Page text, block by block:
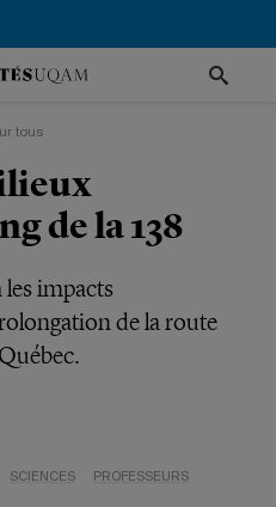
tous
de la 138
les impacts
de la route
SCIENCES PROFESSEURS